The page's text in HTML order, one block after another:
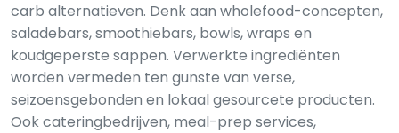
carb alternatieven. Denk aan wholefood-concepten,
saladebars, smoothiebars, bowls, wraps en
koudgeperste sappen. Verwerkte ingrediënten
worden vermeden ten gunste van verse,
seizoensgebonden en lokaal gesourcete producten.
Ook cateringbedrijven, meal-prep services,